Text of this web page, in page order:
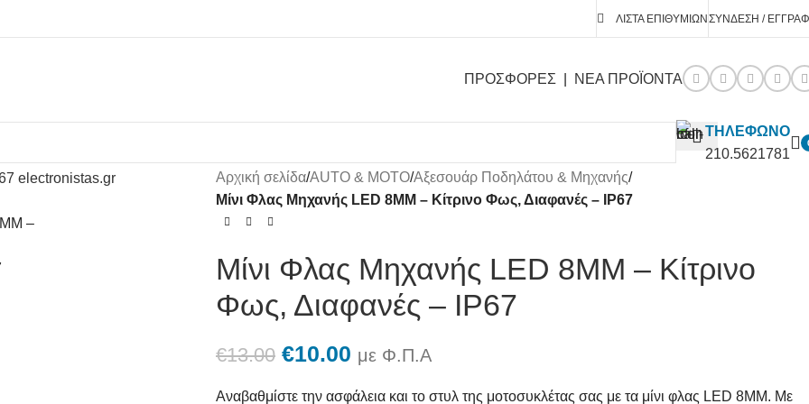
ΛΊΣΤΑ ΕΠΙΘΥΜΙΏΝΣΎΝΔΕΣΗ /
ΠΡΟΣΦΟΡΕΣ ΝΕΑ ΠΡΟΪΟΝΤΑ
ΤΗΛΕΦΩΝΟ
210.5621781
Αρχική σελίδα/AUTO & MOTO/Αξεσουάρ Ποδηλάτου & Μηχανής/
Μίνι Φλας Μηχανής LED 8MM – Κίτρινο Φως, Διαφανές – IP67
Μίνι Φλας Μηχανής LED 8MM – Κίτρινο
Φως, Διαφανές – IP67
€13.00 €10.00 με Φ.Π.Α
Αναβαθμίστε την ασφάλεια και το στυλ της μοτοσυκλέτας σας με τα μίνι φλας LED 8MM. Με